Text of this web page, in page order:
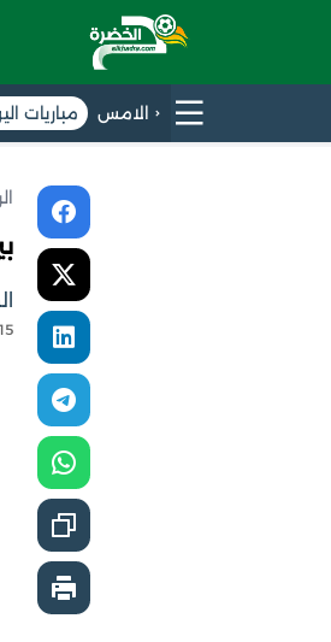
الامس مباريات
15 مارس 2013 - 20:14